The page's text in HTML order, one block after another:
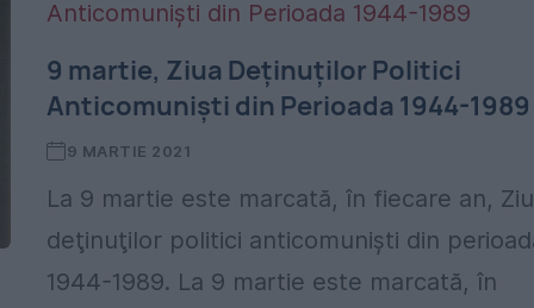
9 martie, Ziua Deținuților Politici
Anticomuniști din Perioada 1944-1989
9 MARTIE 2021
La 9 martie este marcată, în fiecare an,
deţinuţilor politici anticomunişti din
1944-1989. La 9 martie este marcată, în